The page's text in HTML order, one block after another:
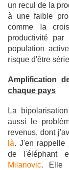
un recul de la
à une faible
comme la
productivité
population active
risque d'être
Amplification
chaque pays
La
aussi le
revenus, dont
là. J'en rappelle
de l'éléphant
Milanovic. Elle